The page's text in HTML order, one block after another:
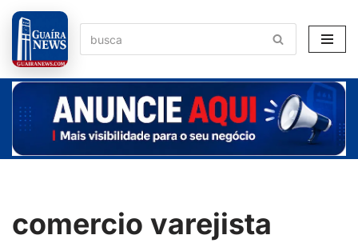
Pular
para
o
conteúdo
comercio varejista